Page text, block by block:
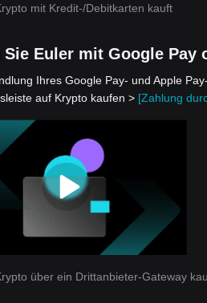
mit Kredit-/Debitkarten kauft
Sie Euler mit Google Pay
Ihres Google Pay- und Apple
auf Krypto kaufen > [Zahlung
über ein Drittanbieter-Gateway